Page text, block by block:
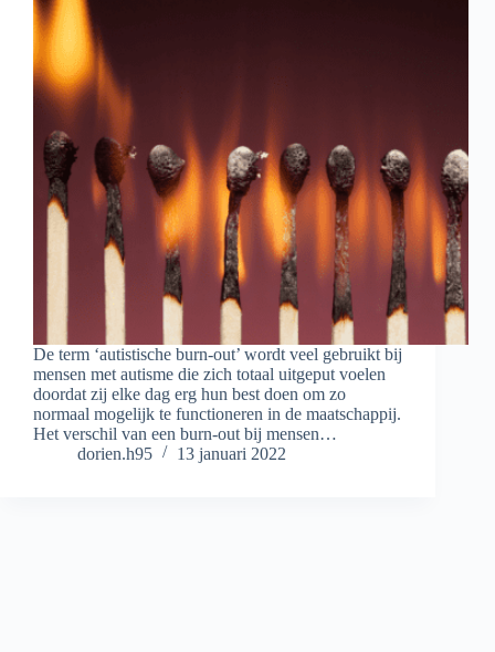
De term ‘autistische burn-out’ wordt veel gebruikt bij
mensen met autisme die zich totaal uitgeput voelen
doordat zij elke dag erg hun best doen om zo
normaal mogelijk te functioneren in de maatschappij.
Het verschil van een burn-out bij mensen…
dorien.h95
13 januari 2022